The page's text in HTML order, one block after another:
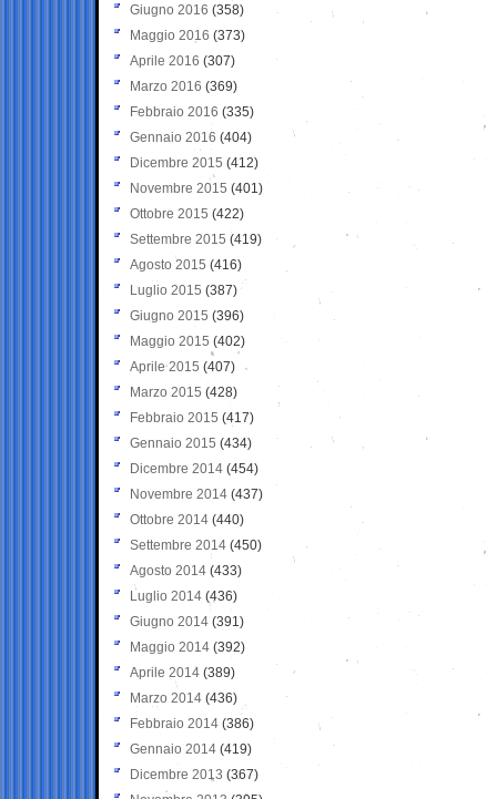
Giugno 2016 (358)
Maggio 2016 (373)
Aprile 2016 (307)
Marzo 2016 (369)
Febbraio 2016 (335)
Gennaio 2016 (404)
Dicembre 2015 (412)
Novembre 2015 (401)
Ottobre 2015 (422)
Settembre 2015 (419)
Agosto 2015 (416)
Luglio 2015 (387)
Giugno 2015 (396)
Maggio 2015 (402)
Aprile 2015 (407)
Marzo 2015 (428)
Febbraio 2015 (417)
Gennaio 2015 (434)
Dicembre 2014 (454)
Novembre 2014 (437)
Ottobre 2014 (440)
Settembre 2014 (450)
Agosto 2014 (433)
Luglio 2014 (436)
Giugno 2014 (391)
Maggio 2014 (392)
Aprile 2014 (389)
Marzo 2014 (436)
Febbraio 2014 (386)
Gennaio 2014 (419)
Dicembre 2013 (367)